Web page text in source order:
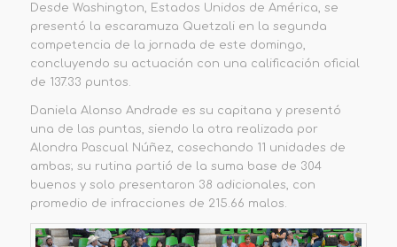
Desde Washington, Estados Unidos de América, se
presentó la escaramuza Quetzali en la segunda
competencia de la jornada de este domingo,
concluyendo su actuación con una calificación oficial
de 137.33 puntos
Daniela Alonso Andrade es su capitana y presentó
una de las puntas, siendo la otra realizada por
Alondra Pascual Núñez, cosechando 11 unidades de
ambas; su rutina partió de la suma base de 304
buenos y solo presentaron 38 adicionales, con
promedio de infracciones de 215.66 malos.